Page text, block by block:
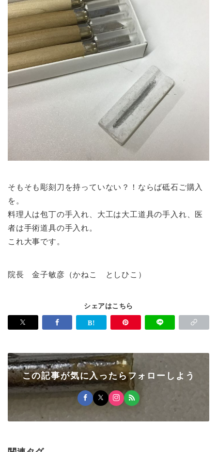
そもそも彫刻刀を持っていない？！ならば砥石ご購入
を。
料理人は包丁の手入れ、大工は大工道具の手入れ、医
者は手術道具の手入れ。
これ大事です。
院長 金子敏彦（かねこ としひこ）
シェアはこちら
この記事が気に入ったらフォローしよう